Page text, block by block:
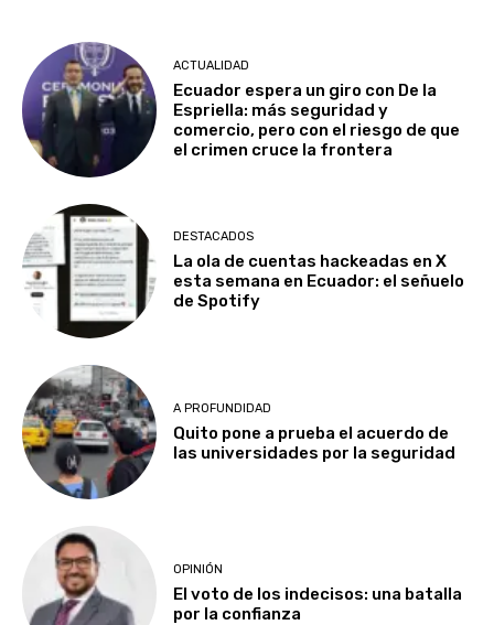
ACTUALIDAD
Ecuador espera un giro con De la
Espriella: más seguridad y
comercio, pero con el riesgo de que
el crimen cruce la frontera
DESTACADOS
La ola de cuentas hackeadas en X
esta semana en Ecuador: el señuelo
de Spotify
A PROFUNDIDAD
Quito pone a prueba el acuerdo de
las universidades por la seguridad
OPINIÓN
El voto de los indecisos: una batalla
por la confianza